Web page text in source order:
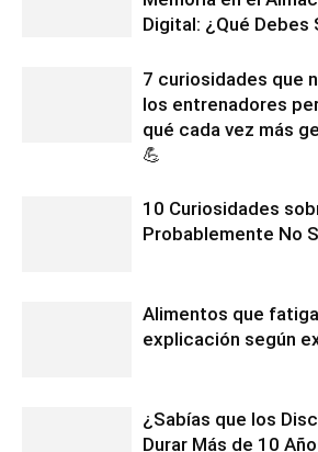
Digital: ¿Qué Debes
7 curiosidades que
los entrenadores
qué cada vez más
💪
10 Curiosidades
Probablemente No
Alimentos que
explicación según
¿Sabías que los
Durar Más de 10